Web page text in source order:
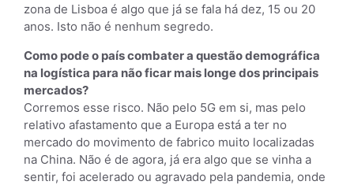
zona de Lisboa é algo que já se fala há dez, 15 ou 20
anos. Isto não é nenhum segredo.
Como pode o país combater a questão demográfica
na logística para não ficar mais longe dos principais
mercados?
Corremos esse risco. Não pelo 5G em si, mas pelo
relativo afastamento que a Europa está a ter no
mercado do movimento de fabrico muito localizadas
na China. Não é de agora, já era algo que se vinha a
sentir, foi acelerado ou agravado pela pandemia, onde